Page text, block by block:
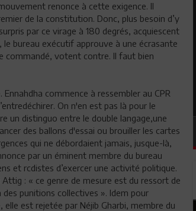
renonce à cette exigence. Il
de la constitution. Donc, plus besoin d’y
par ce virage à 180 degrés, acquiescent
bureau exécutif approuve à une écrasante
commandé, votent contre. Il faut bien
commence à ressembler au CPR
On n'en est pas là pour le
un distinguo entre le double langage,une
des ballons d'essai ou brouiller les cartes
qui ne débordaient jamais, jusque-là,
par un éminent membre du bureau
et rcdistes d’exercer une activité politique.
: « ce genre de mesure est du ressort de
punitions collectives ». Idem pour
est rejetée par Néjib Gharbi, membre du